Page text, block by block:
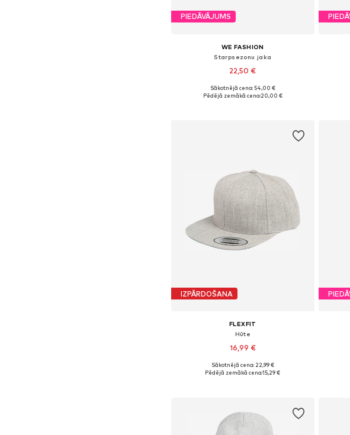
PIEDĀVĀJUMS
WE FASHION
Starpsezonu jaka
22,50 €
Pieejams daudzos izmēros
Sākotnējā cena: 54,00 €
Pēdējā zemākā cena:20,00 €
IZPĀRDOŠANA
FLEXFIT
Hūte
16,99 €
+12
Pieejamie izmēri: 48-54
Sākotnējā cena: 22,99 €
Pēdējā zemākā cena:15,29 €